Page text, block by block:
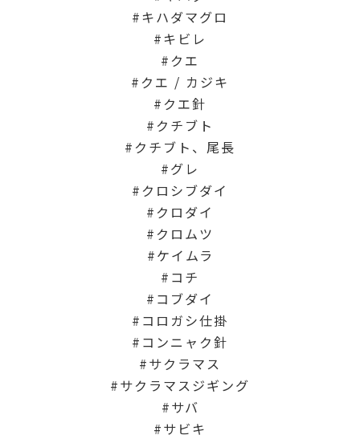
キハダマグロ
キビレ
クエ
クエ / カジキ
クエ針
クチブト
クチブト、尾長
グレ
クロシブダイ
クロダイ
クロムツ
ケイムラ
コチ
コブダイ
コロガシ仕掛
コンニャク針
サクラマス
サクラマスジギング
サバ
サビキ